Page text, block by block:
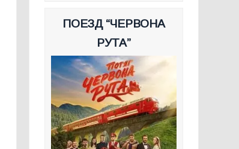
ПОЕЗД “ЧЕРВОНА
РУТА”